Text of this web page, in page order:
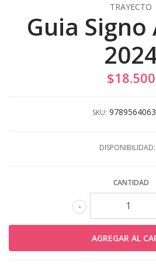
TRAYECTO
Guia Signo
$18.500
SKU:
DISPONIBILIDAD:
CANTIDAD
-